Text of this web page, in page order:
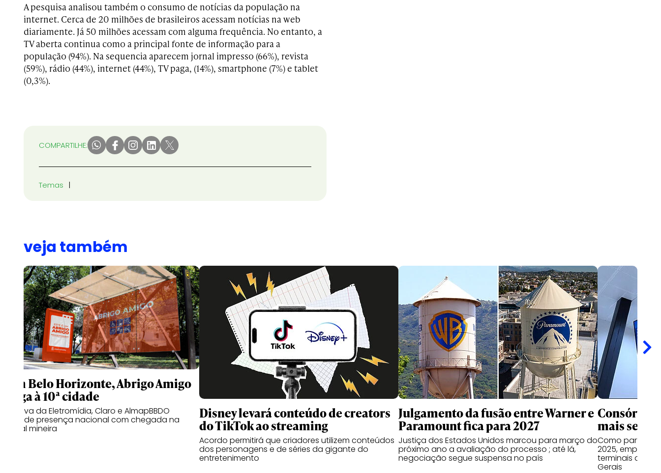
A pesquisa analisou também o consumo de notícias da população na
internet. Cerca de 20 milhões de brasileiros acessam notícias na web
diariamente. Já 50 milhões acessam com alguma frequência. No entanto, a
TV aberta continua como a principal fonte de informação para a
população (94%). Na sequencia aparecem jornal impresso (66%), revista
(59%), rádio (44%), internet (44%), TV paga, (14%), smartphone (7%) e tablet
(0,3%).
COMPARTILHE:
Temas
veja também
Com Belo Horizonte, Abrigo Amigo
chega à 10ª cidade
Iniciativa da Eletromídia, Claro e AlmapBBDO
expande presença nacional com chegada na
capital mineira
Disney levará conteúdo de creators
do TikTok ao streaming
Acordo permitirá que criadores utilizem conteúdos
dos personagens e de séries da gigante do
entretenimento
Julgamento da fusão entre Warner e
Paramount fica para 2027
Justiça dos Estados Unidos marcou para março do
próximo ano a avaliação do processo ; até lá,
negociação segue suspensa no país
Consórcio
mais seis
Como parte do
2025,
terminais do
Gerais